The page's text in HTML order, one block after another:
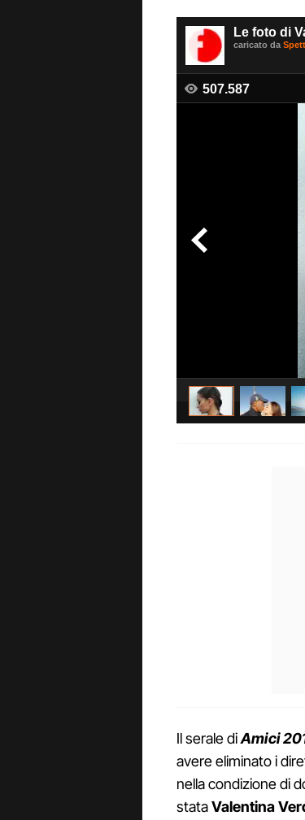
Il serale diAmici
avere eliminato i
nella condizione di
stataValentina